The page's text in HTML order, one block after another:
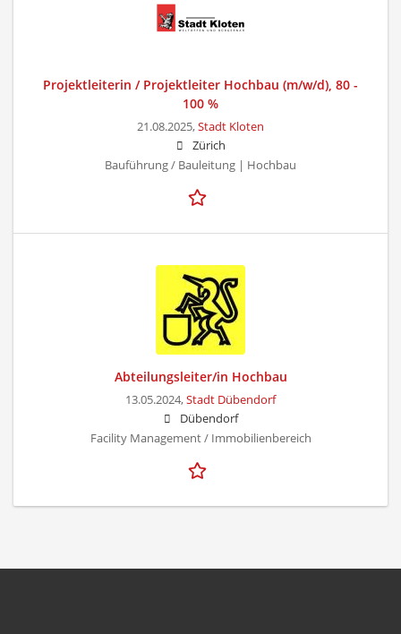
Projektleiterin / Projektleiter Hochbau (m/w/d), 80 -
100 %
21.08.2025,Stadt Kloten
Zürich
Bauführung / Bauleitung | Hochbau
Abteilungsleiter/in Hochbau
13.05.2024,Stadt Dübendorf
Dübendorf
Facility Management / Immobilienbereich